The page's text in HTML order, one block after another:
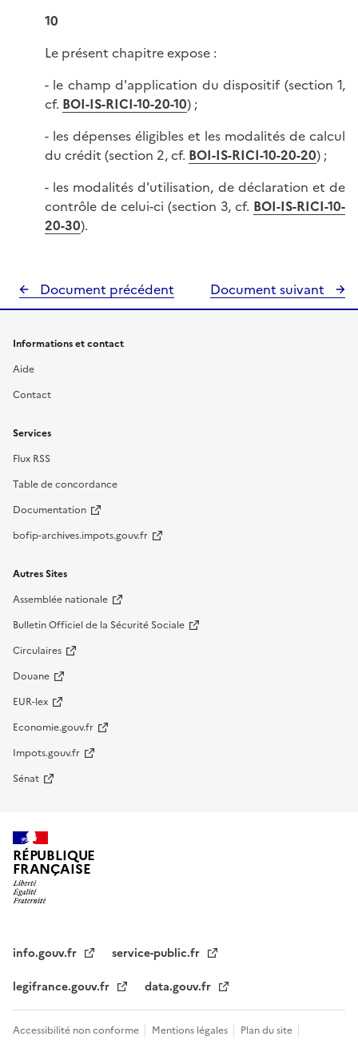
10
Le présent chapitre expose :
- le champ d'application du dispositif (section 1,
cf. BOI-IS-RICI-10-20-10) ;
- les dépenses éligibles et les modalités de calcul
du crédit (section 2, cf. BOI-IS-RICI-10-20-20) ;
- les modalités d'utilisation, de déclaration et de
contrôle de celui-ci (section 3, cf. BOI-IS-RICI-10-
20-30).
Document précédent Document suivant
Informations et contact
Aide
Contact
Services
Flux RSS
Table de concordance
Documentation
bofip-archives.impots.gouv.fr
Autres Sites
Assemblée nationale
Bulletin Officiel de la Sécurité Sociale
Circulaires
Douane
EUR-lex
Economie.gouv.fr
Impots.gouv.fr
Sénat
RÉPUBLIQUE
FRANÇAISE
info.gouv.fr
service-public.fr
legifrance.gouv.fr
data.gouv.fr
Accessibilité non conforme Mentions légales Plan du site